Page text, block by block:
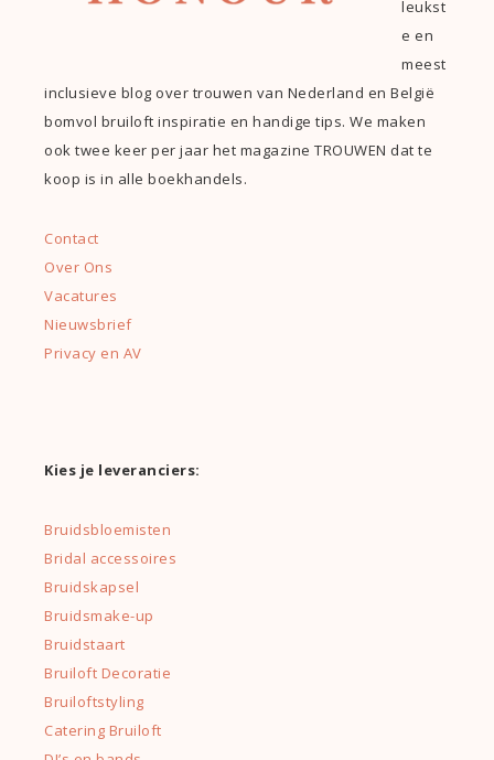
leukst
e en
meest
inclusieve blog over trouwen van Nederland en België
bomvol bruiloft inspiratie en handige tips. We maken
ook twee keer per jaar het magazine TROUWEN dat te
koop is in alle boekhandels.
Contact
Over Ons
Vacatures
Nieuwsbrief
Privacy en AV
Kies je leveranciers:
Bruidsbloemisten
Bridal accessoires
Bruidskapsel
Bruidsmake-up
Bruidstaart
Bruiloft Decoratie
Bruiloftstyling
Catering Bruiloft